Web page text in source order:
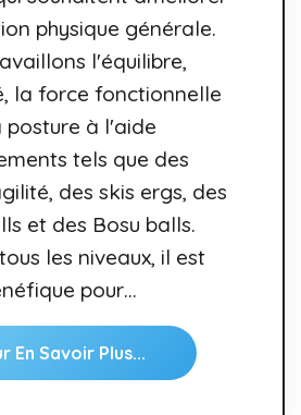
physique générale.
l'équilibre,
la force fonctionnelle
posture à l'aide
tels que des
des skis ergs, des
et des Bosu balls.
les niveaux, il est
pour…
En Savoir Plus...